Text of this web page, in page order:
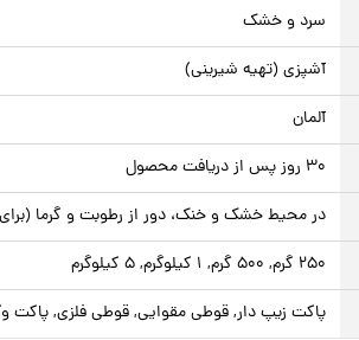
سرد و خشک
آشپزی (تهیه شیرینی)
آلمان
30 روز پس از دریافت محصول
در محیط خشک و خنک، دور از رطوبت و گرما
250 گرم, 500 گرم, 1 کیلوگرم, 5 کیلوگرم
پاکت زیپ دار, قوطی مقوایی, قوطی فلزی, پاکت